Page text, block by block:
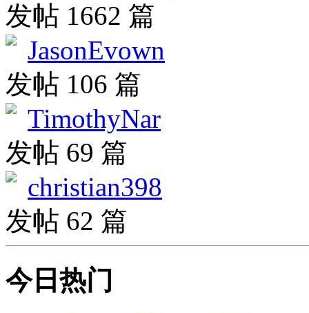
发帖 1662 篇
JasonEvown
发帖 106 篇
TimothyNar
发帖 69 篇
christian398
发帖 62 篇
今日热门